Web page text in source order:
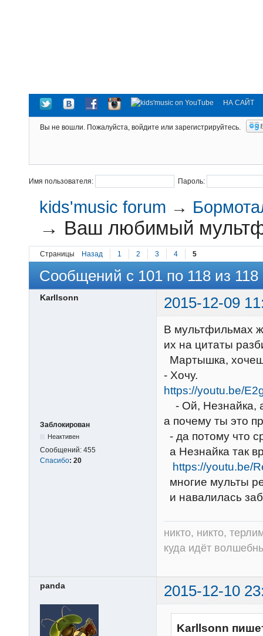
НА САЙТ
Вы не вошли. Пожалуйста, войдите или зарегистрируйтесь.
Имя пользователя: Пароль:
kids'music forum →
→ Ваш любимый
Страницы Назад 1 2 3 4 5
Сообщений с 101 по 118 из 118
Karllsonn 2015-12-09
Заблокирован
Неактивен
Сообщений: 455
Спасибо: 20
В мультфильмах
их на цитаты
Мартышка,
- Хочу.
https://youtu.be/
- Ой, Незнайка, а
а почему ты это
- да потому что
а Незнайка так
https://youtu.be/
многие мульты
и навалилась
никто, никто,
куда идёт
panda 2015-12-10
Karllsonn